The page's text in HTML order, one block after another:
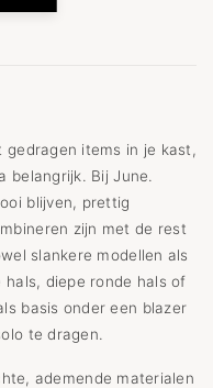
items in je kast,
belangrijk. Bij June.
blijven, prettig
zijn met de rest
slankere modellen als
diepe ronde hals of
basis onder een blazer
te dragen.
ademende materialen